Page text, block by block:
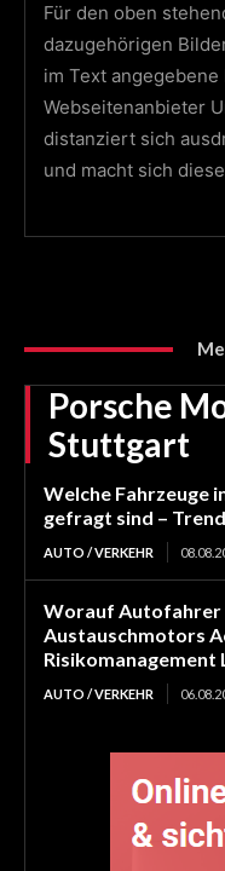
Für den oben
dazugehörigen
im Text
Webseitenanbieter
distanziert sich
und macht sich
Porsche
Stuttgart
Welche Fahrzeuge
gefragt sind –
AUTO / VERKEHR
Worauf Autofahrer
Austauschmotors
Risikomanagement
AUTO / VERKEHR